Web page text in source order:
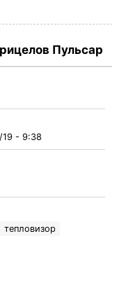
Пульсар
19 - 9:38
тепловизор